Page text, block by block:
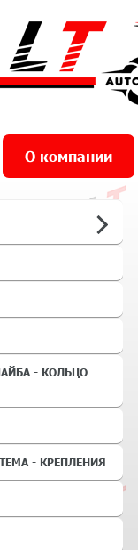
О компании
- КОЛЬЦО
- КРЕПЛЕНИЯ